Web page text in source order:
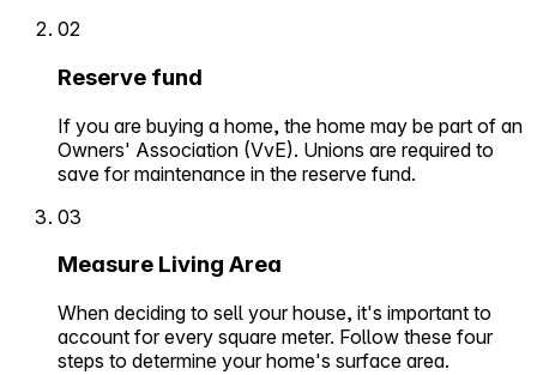
02
Reserve fund
If you are buying a home, the home may be part of an
Owners' Association (VvE). Unions are required to
save for maintenance in the reserve fund.
03
Measure Living Area
When deciding to sell your house, it's important to
account for every square meter. Follow these four
steps to determine your home's surface area.